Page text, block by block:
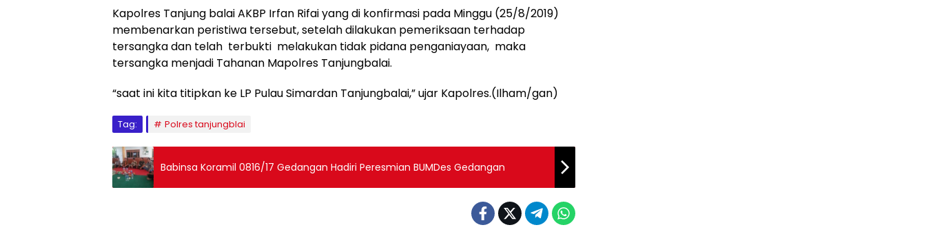
Kapolres Tanjung balai AKBP Irfan Rifai yang di konfirmasi pada Minggu (25/8/2019)
membenarkan peristiwa tersebut, setelah dilakukan pemeriksaan terhadap
tersangka dan telah terbukti melakukan tidak pidana penganiayaan, maka
tersangka menjadi Tahanan Mapolres Tanjungbalai.
“saat ini kita titipkan ke LP Pulau Simardan Tanjungbalai,” ujar Kapolres.(Ilham/gan)
Tag: Polres tanjungblai
Babinsa Koramil 0816/17 Gedangan Hadiri Peresmian BUMDes Gedangan